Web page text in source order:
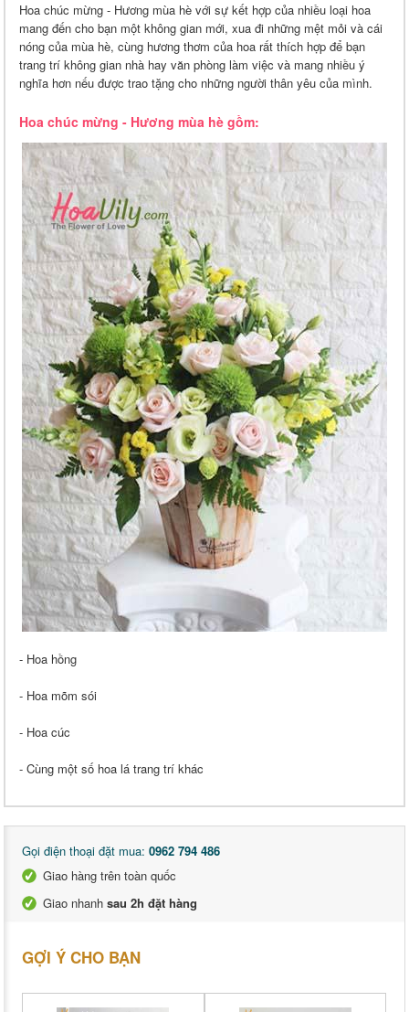
Hoa chúc mừng - Hương mùa hè với sự kết hợp của nhiều loại hoa
mang đến cho bạn một không gian mới, xua đi những mệt mỏi và cái
nóng của mùa hè, cùng hương thơm của hoa rất thích hợp để bạn
trang trí không gian nhà hay văn phòng làm việc và mang nhiều ý
nghĩa hơn nếu được trao tặng cho những người thân yêu của mình.
Hoa chúc mừng - Hương mùa hè gồm:
- Hoa hồng
- Hoa mõm sói
- Hoa cúc
- Cùng một số hoa lá trang trí khác
Gọi điện thoại đặt mua: 0962 794 486
Giao hàng trên toàn quốc
Giao nhanh sau 2h đặt hàng
GỢI Ý CHO BẠN